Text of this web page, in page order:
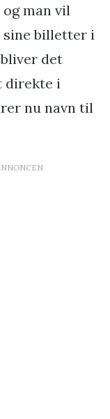
man vil
sine billetter i
det
direkte i
nu navn til